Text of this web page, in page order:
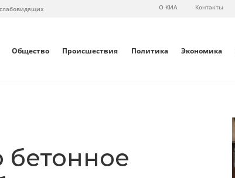
О КИА Контакты
Общество Происшествия Политика Экономика